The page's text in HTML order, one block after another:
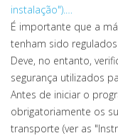
instalação").…
É importante que a
tenham sido
Deve, no entanto,
segurança utilizados
Antes de iniciar o
obrigatoriamente os
transporte (ver as